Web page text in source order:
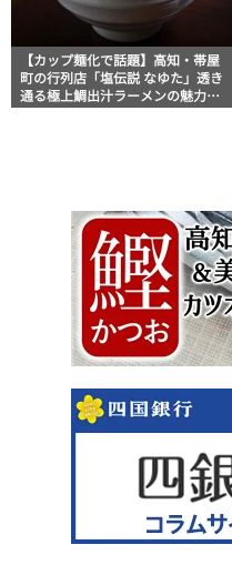
【カップ麺化で話題】高知・帯屋
町の行列店「塩伝説 なゆた」透き
通る極上鯛出汁ラーメンの魅力を